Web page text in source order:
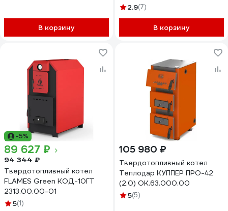
В корзину
2.9(7)
В корзину
-5%
89 627 ₽
94 344 ₽
Твердотопливный котел
FLAMES Green КОД-10ГТ
2313.00.00-01
5(1)
105 980 ₽
Твердотопливный котел
Теплодар КУППЕР ПРО-42
(2.0) ОК.63.000.00
5(5)